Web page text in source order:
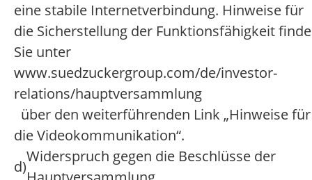
eine stabile Internetverbindung. Hinweise für
die Sicherstellung der Funktionsfähigkeit
Sie unter
www.suedzuckergroup.com/de/investor-
relations/hauptversammlung
über den weiterführenden Link „Hinweise für
die Videokommunikation“.
d)
Widerspruch gegen die Beschlüsse der